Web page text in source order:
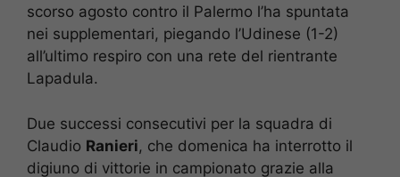
scorso agosto contro il Palermo l’ha spuntata
nei supplementari, piegando l’Udinese (1-2)
all’ultimo respiro con una rete del rientrante
Lapadula.
Due successi consecutivi per la squadra di
Claudio Ranieri, che domenica ha interrotto il
digiuno di vittorie in campionato grazie alla